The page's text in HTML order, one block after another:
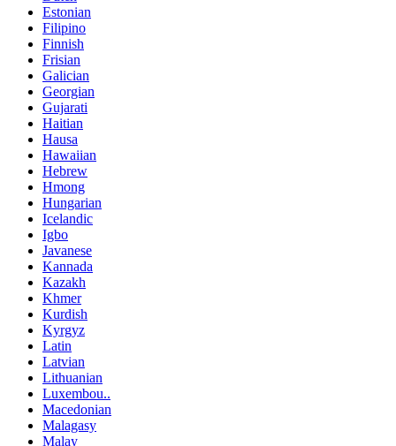
Estonian
Filipino
Finnish
Frisian
Galician
Georgian
Gujarati
Haitian
Hausa
Hawaiian
Hebrew
Hmong
Hungarian
Icelandic
Igbo
Javanese
Kannada
Kazakh
Khmer
Kurdish
Kyrgyz
Latin
Latvian
Lithuanian
Luxembou..
Macedonian
Malagasy
Malay